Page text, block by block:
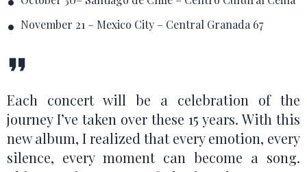
November 21 – Mexico City – Central Granada 67
Each concert will be a celebration of the
journey I’ve taken over these 15 years. With this
new album, I realized that every emotion, every
silence, every moment can become a song.